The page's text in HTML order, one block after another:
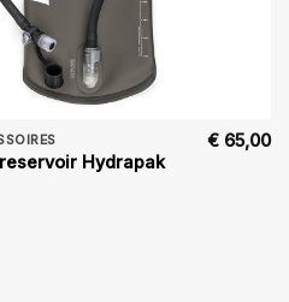
Hydrapak
€ 65,00